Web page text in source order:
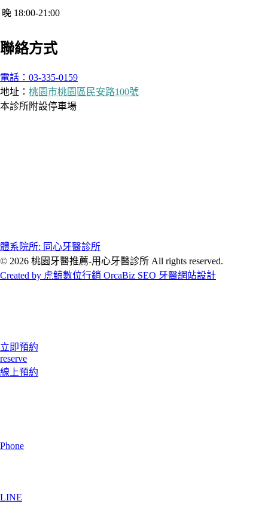
晚 18:00-21:00
聯絡方式
電話：03-335-0159
地址： 桃園市桃園區民安路100號
本診所附設停車場
體系院所: 同心牙醫診所
© 2026 桃園牙醫推薦-用心牙醫診所 All rights reserved.
Created by 虎鯨數位行銷 OrcaBiz SEO 牙醫網站設計
立即預約
reserve
線上預約
Phone
LINE